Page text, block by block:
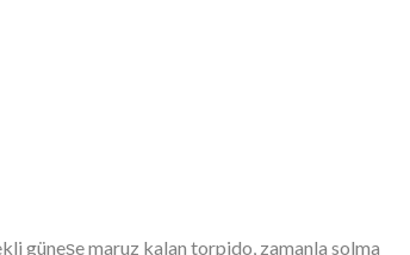
güneşe maruz kalan torpido, zamanla solma